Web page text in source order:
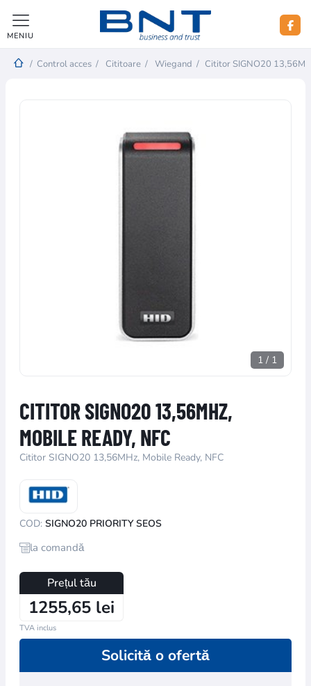
MENIU
/ Control acces / Cititoare / Wiegand / Cititor SIGNO20
1 / 1
CITITOR SIGNO20 13,56MHZ,
MOBILE READY, NFC
Cititor SIGNO20 13,56MHz, Mobile Ready, NFC
COD: SIGNO20 PRIORITY SEOS
la comandă
Prețul tău
1255,65 lei
TVA inclus
Solicită o ofertă